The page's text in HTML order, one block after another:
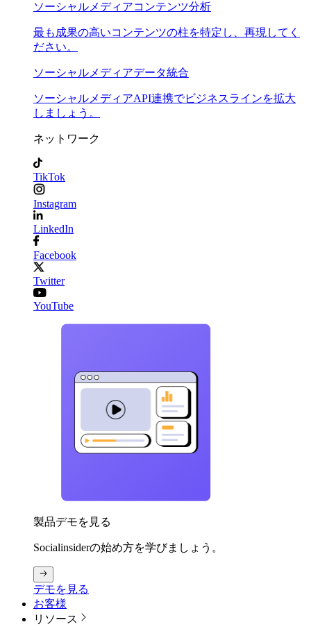
ソーシャルメディアコンテンツ分析
最も成果の高いコンテンツの柱を特定し、再現してく
ださい。
ソーシャルメディアデータ統合
ソーシャルメディアAPI連携でビジネスラインを拡大
しましょう。
ネットワーク
TikTok
Instagram
LinkedIn
Facebook
Twitter
YouTube
製品デモを見る
Socialinsiderの始め方を学びましょう。
デモを見る
お客様
リソース